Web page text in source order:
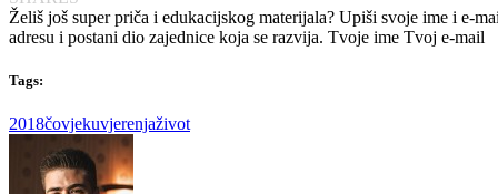
Želiš još super priča i edukacijskog materijala? Upiši svoje ime i e-
adresu i postani dio zajednice koja se razvija. Tvoje ime Tvoj e-mail
Tags:
2018čovjekuvjerenjaživot